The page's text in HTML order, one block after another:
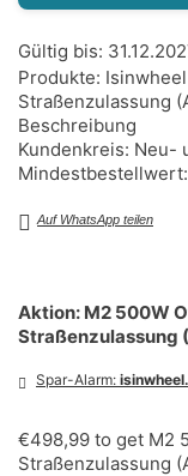
Gültig bis:
Produkte:
Straßenzulassung
Beschreibung
Kundenkreis: Neu-
Auf WhatsApp teilen
Aktion: M2 500W
Straßenzulassung
Spar-Alarm:
€498,99 to get M2
Straßenzulassung